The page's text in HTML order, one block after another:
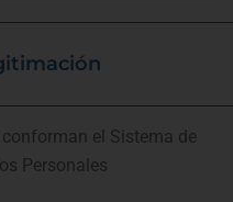
el Sistema de
Personales